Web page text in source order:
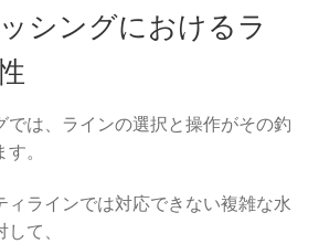
シングにおけるラ
では、ラインの選択と操作がその釣
。
ィラインでは対応できない複雑な水
て、